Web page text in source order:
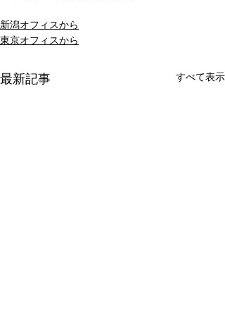
新潟オフィスから
東京オフィスから
最新記事 すべて表示